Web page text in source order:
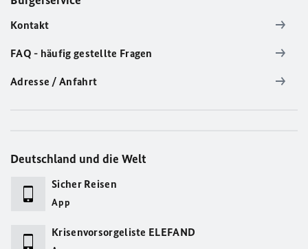
Kontakt
FAQ - häufig gestellte Fragen
Adresse / Anfahrt
Deutschland und die Welt
Sicher Reisen
App
Krisenvorsorgeliste ELEFAND